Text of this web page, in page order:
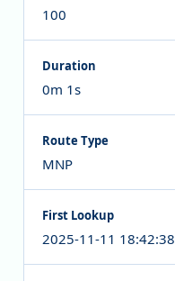
100
Duration
0m 1s
Route Type
MNP
First Lookup
2025-11-11 18:42:38